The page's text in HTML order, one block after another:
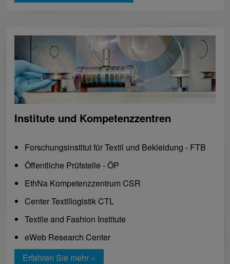
Institute und Kompetenzzentren
Forschungsinstitut für Textil und Bekleidung - FTB
Öffentliche Prüfstelle - ÖP
EthNa Kompetenzzentrum CSR
Center Textillogistik CTL
Textile and Fashion Institute
eWeb Research Center
Erfahren Sie mehr »